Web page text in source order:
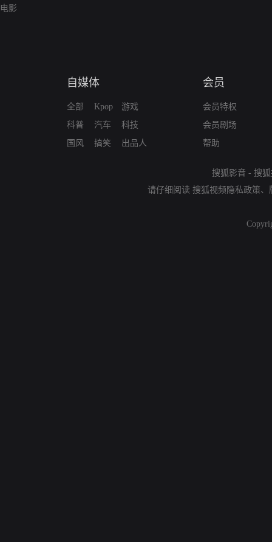
电影
自媒体
全部
科普
国风
Kpop
汽车
搞笑
游戏
科技
出品人
会员
会员特权
会员剧场
帮助
搜狐影音 - 搜
请仔细阅读 搜狐视频隐私政策、